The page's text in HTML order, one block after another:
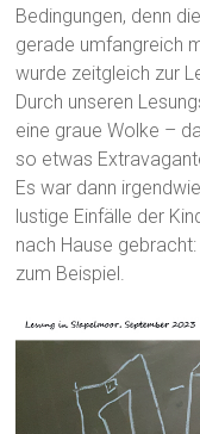
Bedingungen, denn
gerade umfangreich
wurde zeitgleich zur
Durch unseren
eine graue Wolke –
so etwas
Es war dann
lustige Einfälle der
nach Hause
zum Beispiel.